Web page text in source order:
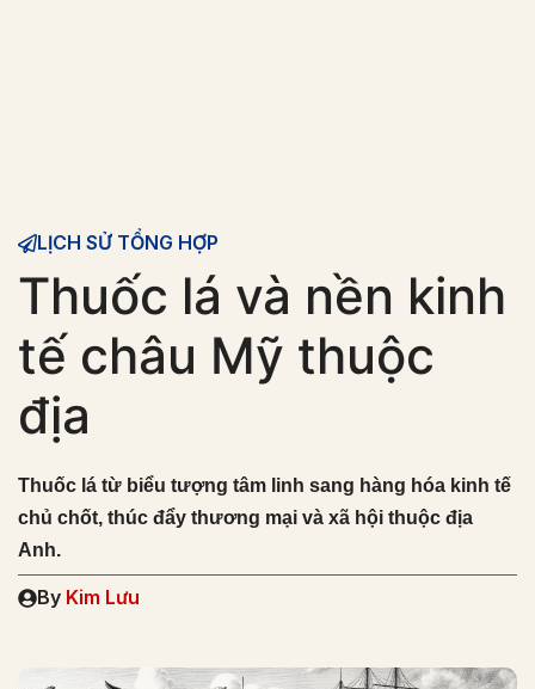
LỊCH SỬ TỔNG HỢP
Thuốc lá và nền kinh
tế châu Mỹ thuộc
địa
Thuốc lá từ biểu tượng tâm linh sang hàng hóa kinh tế
chủ chốt, thúc đẩy thương mại và xã hội thuộc địa
Anh.
By Kim Lưu